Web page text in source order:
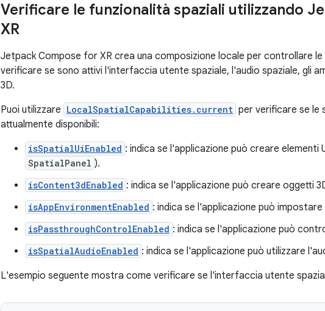
Verificare le funzionalità spaziali utilizzando
XR
Jetpack Compose for XR crea una composizione locale per controllare
verificare se sono attivi l'interfaccia utente spaziale, l'audio spaziale, gli
3D.
Puoi utilizzare LocalSpatialCapabilities.current per verificare se le
attualmente disponibili:
isSpatialUiEnabled : indica se l'applicazione può creare elementi
SpatialPanel ).
isContent3dEnabled : indica se l'applicazione può creare oggetti
isAppEnvironmentEnabled : indica se l'applicazione può
isPassthroughControlEnabled : indica se l'applicazione può
isSpatialAudioEnabled : indica se l'applicazione può utilizzare
L'esempio seguente mostra come verificare se l'interfaccia utente